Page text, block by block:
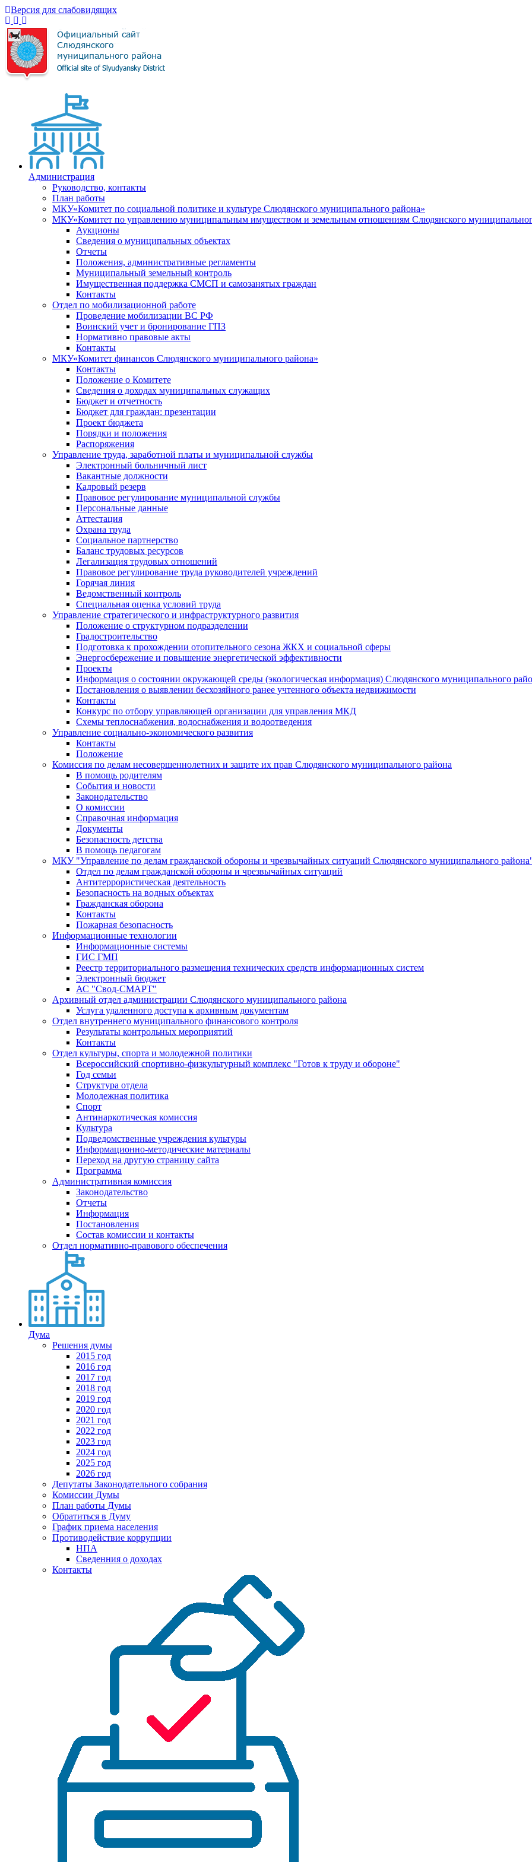
Версия для слабовидящих
Администрация
Руководство, контакты
План работы
МКУ«Комитет по социальной политике и культуре Слюдянского муниципального района»
МКУ«Комитет по управлению муниципальным имуществом и земельным отношениям Слюдянского
Аукционы
Сведения о муниципальных объектах
Отчеты
Положения, административные регламенты
Муниципальный земельный контроль
Имущественная поддержка СМСП и самозанятых граждан
Контакты
Отдел по мобилизационной работе
Проведение мобилизации ВС РФ
Воинский учет и бронирование ГПЗ
Нормативно правовые акты
Контакты
МКУ«Комитет финансов Слюдянского муниципального района»
Контакты
Положение о Комитете
Сведения о доходах муниципальных служащих
Бюджет и отчетность
Бюджет для граждан: презентации
Проект бюджета
Порядки и положения
Распоряжения
Управление труда, заработной платы и муниципальной службы
Электронный больничный лист
Вакантные должности
Кадровый резерв
Правовое регулирование муниципальной службы
Персональные данные
Аттестация
Охрана труда
Социальное партнерство
Баланс трудовых ресурсов
Легализация трудовых отношений
Правовое регулирование труда руководителей учреждений
Горячая линия
Ведомственный контроль
Специальная оценка условий труда
Управление стратегического и инфраструктурного развития
Положение о структурном подразделении
Градостроительство
Подготовка к прохождении отопительного сезона ЖКХ и социальной сферы
Энергосбережение и повышение энергетической эффективности
Проекты
Информация о состоянии окружающей среды (экологическая информация) Слюдянского муниципального
Постановления о выявлении бесхозяйного ранее учтенного объекта недвижимости
Контакты
Конкурс по отбору управляющей организации для управления МКД
Схемы теплоснабжения, водоснабжения и водоотведения
Управление социально-экономического развития
Контакты
Положение
Комиссия по делам несовершеннолетних и защите их прав Слюдянского муниципального района
В помощь родителям
События и новости
Законодательство
О комиссии
Справочная информация
Документы
Безопасность детства
В помощь педагогам
МКУ "Управление по делам гражданской обороны и чрезвычайных ситуаций Слюдянского муниципального
Отдел по делам гражданской обороны и чрезвычайных ситуаций
Антитеррористическая деятельность
Безопасность на водных объектах
Гражданская оборона
Контакты
Пожарная безопасность
Информационные технологии
Информационные системы
ГИС ГМП
Реестр территориального размещения технических средств информационных систем
Электронный бюджет
АС "Свод-СМАРТ"
Архивный отдел администрации Слюдянского муниципального района
Услуга удаленного доступа к архивным документам
Отдел внутреннего муниципального финансового контроля
Результаты контрольных мероприятий
Контакты
Отдел культуры, спорта и молодежной политики
Всероссийский спортивно-физкультурный комплекс "Готов к труду и обороне"
Год семьи
Структура отдела
Молодежная политика
Спорт
Антинаркотическая комиссия
Культура
Подведомственные учреждения культуры
Информационно-методические материалы
Переход на другую страницу сайта
Программа
Административная комиссия
Законодательство
Отчеты
Информация
Постановления
Состав комиссии и контакты
Отдел нормативно-правового обеспечения
Дума
Решения думы
2015 год
2016 год
2017 год
2018 год
2019 год
2020 год
2021 год
2022 год
2023 год
2024 год
2025 год
2026 год
Депутаты Законодательного собрания
Комиссии Думы
План работы Думы
Обратиться в Думу
График приема населения
Противодействие коррупции
НПА
Сведенния о доходах
Контакты